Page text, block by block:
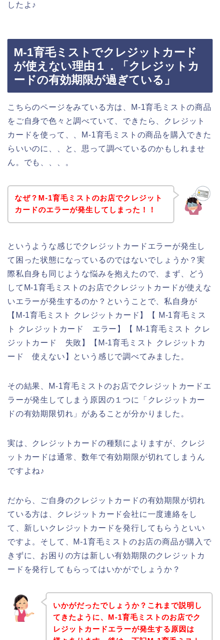
したよ♪
M-1育毛ミストでクレジットカード
が使えない理由１．「クレジットカ
ードの有効期限が過ぎている」
こちらのページをみている方は、M-1育毛ミストの商品
をご自身で色々と調べていて、できたら、クレジット
カードを使って、、M-1育毛ミストの商品を購入できた
らいいのに、、と、思って調べているのかもしれませ
ん。でも、、、。
なぜ？M-1育毛ミストのお店でクレジット
カードのエラーが発生してしまった！！
というような感じでクレジットカードエラーが発生し
て困った状態になっているのではないでしょうか？実
際私自身も同じような悩みを抱えたので、まず、どう
してM-1育毛ミストのお店でクレジットカードが使えな
いエラーが発生するのか？ということで、私自身が
【M-1育毛ミスト クレジットカード】【 M-1育毛ミス
ト クレジットカード エラー】【 M-1育毛ミスト クレ
ジットカード 失敗】【M-1育毛ミスト クレジットカ
ード 使えない】という感じで調べてみました。
その結果、M-1育毛ミストのお店でクレジットカードエ
ラーが発生してしまう原因の１つに「クレジットカー
ドの有効期限切れ」があることが分かりました。
実は、クレジットカードの種類によりますが、クレジ
ットカードは通常、数年で有効期限が切れてしまうん
ですよね♪
だから、ご自身のクレジットカードの有効期限が切れ
ている方は、クレジットカード会社に一度連絡をし
て、新しいクレジットカードを発行してもらうといい
ですよ。そして、M-1育毛ミストのお店の商品が購入で
きずに、お困りの方は新しい有効期限のクレジットカ
ードを発行してもらってはいかがでしょうか？
いかがだったでしょうか？これまで説明し
てきたように、M-1育毛ミストのお店でク
レジットカードエラーが発生する原因は